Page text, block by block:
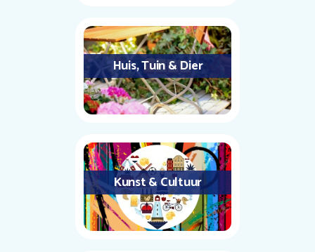
Huis, Tuin & Dier
Kunst & Cultuur